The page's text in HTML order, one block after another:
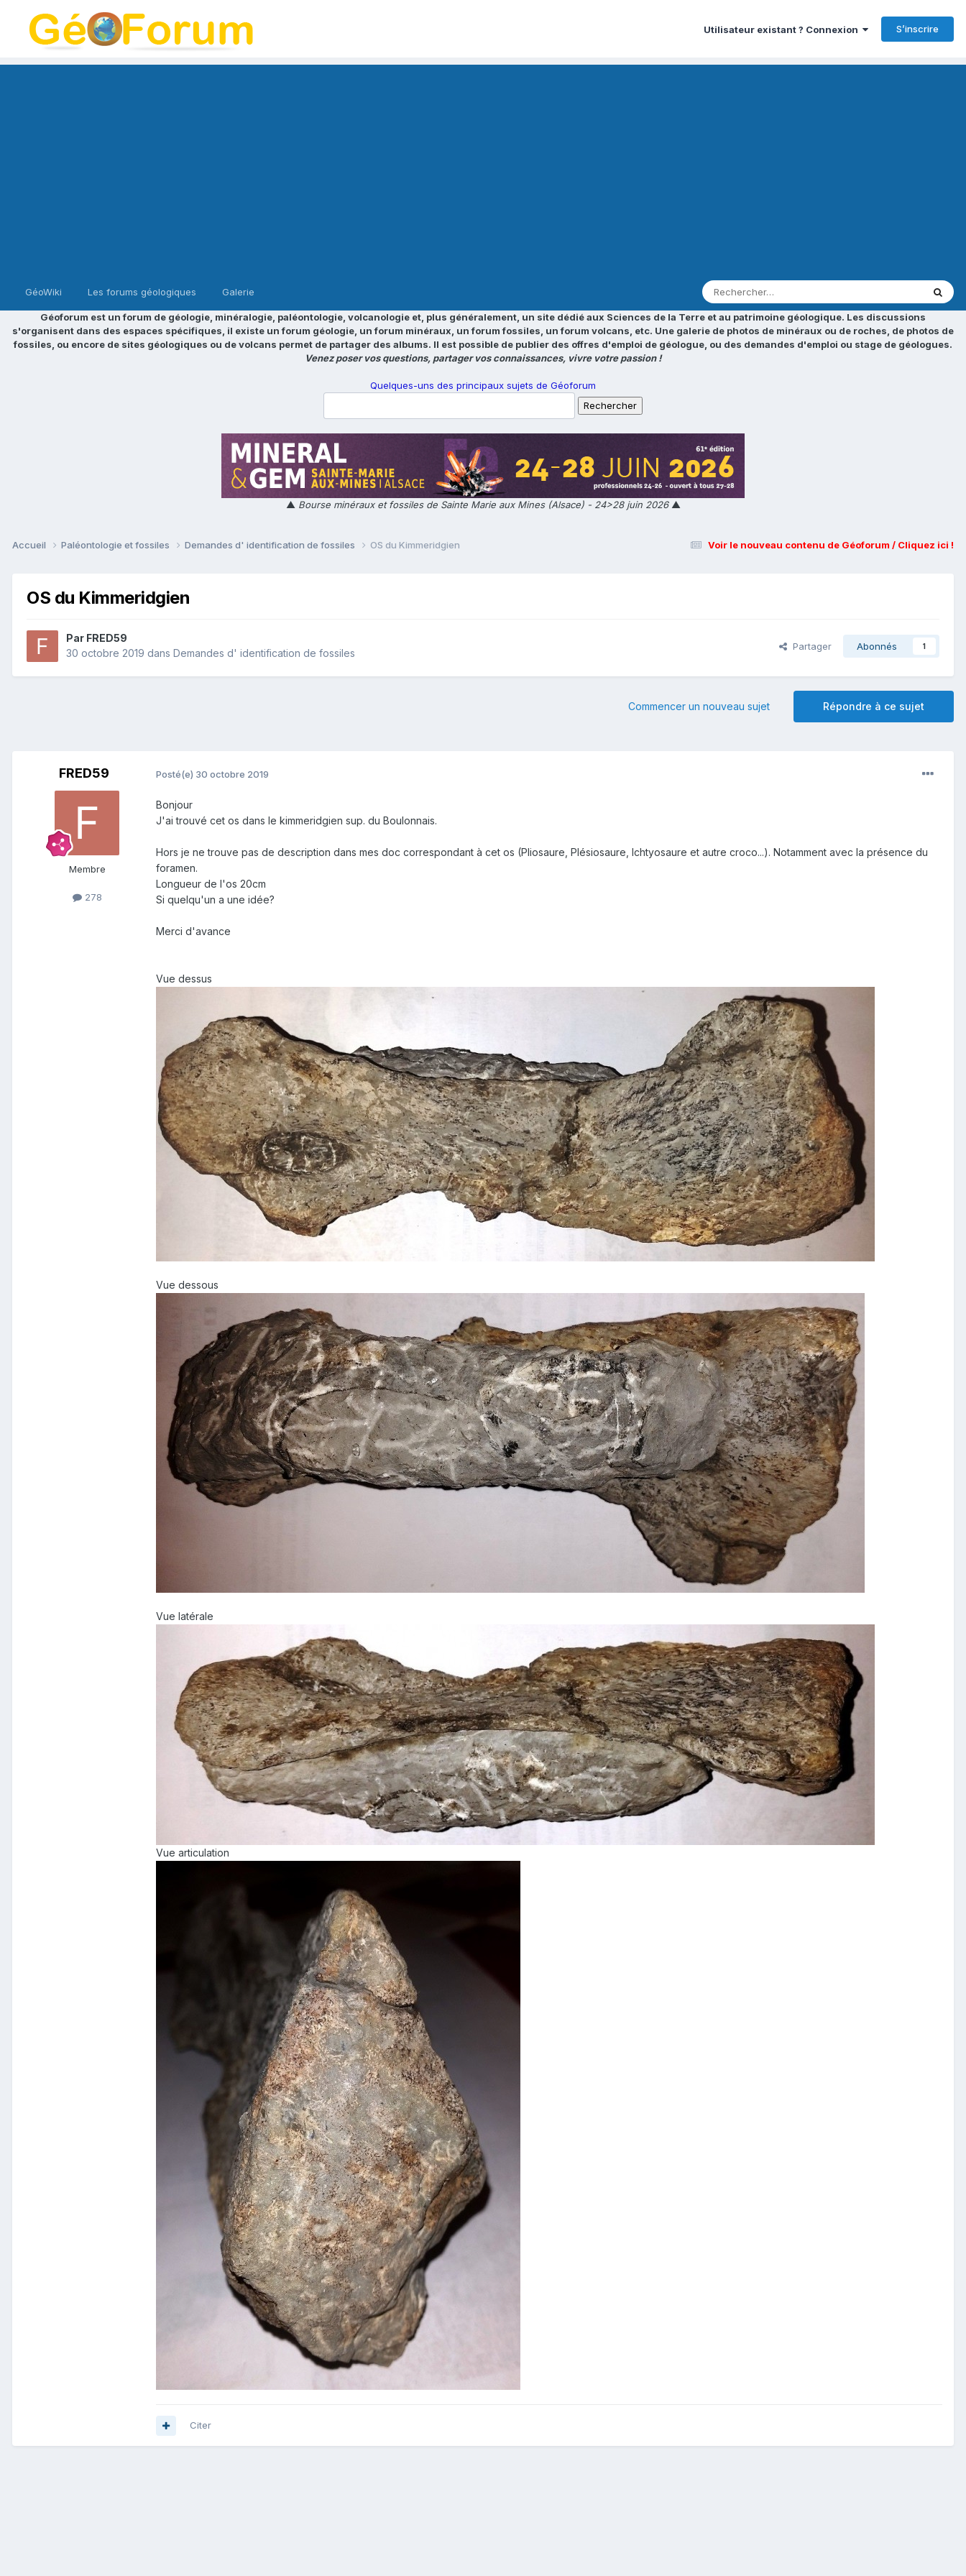
Utilisateur existant ? Connexion S’inscrire
GéoWiki Les forums géologiques Galerie
Géoforum est un forum de géologie, minéralogie, paléontologie, volcanologie et, plus généralement, un site dédié aux Sciences de la Terre et au patrimoine géologique. Les discussions
s'organisent dans des espaces spécifiques, il existe un forum géologie, un forum minéraux, un forum fossiles, un forum volcans, etc. Une galerie de photos de minéraux ou de roches, de photos de
fossiles, ou encore de sites géologiques ou de volcans permet de partager des albums. Il est possible de publier des offres d'emploi de géologue, ou des demandes d'emploi ou stage de géologues.
Venez poser vos questions, partager vos connaissances, vivre votre passion !
Quelques-uns des principaux sujets de Géoforum
▲ Bourse minéraux et fossiles de Sainte Marie aux Mines (Alsace) - 24>28 juin 2026▲
Voir le nouveau contenu de Géoforum / Cliquez ici !
Accueil Paléontologie et fossiles Demandes d' identification de fossiles OS du Kimmeridgien
OS du Kimmeridgien
Par FRED59
30 octobre 2019 dans Demandes d' identification de fossiles
Partager Abonnés 1
Répondre à ce sujet
Commencer un nouveau sujet
FRED59
Membre
278
Posté(e) 30 octobre 2019
Bonjour
J'ai trouvé cet os dans le kimmeridgien sup. du Boulonnais.
Hors je ne trouve pas de description dans mes doc correspondant à cet os (Pliosaure, Plésiosaure, Ichtyosaure et autre croco...). Notamment avec la présence du
foramen.
Longueur de l'os 20cm
Si quelqu'un a une idée?
Merci d'avance
Vue dessus
Vue dessous
Vue latérale
Vue articulation
Citer